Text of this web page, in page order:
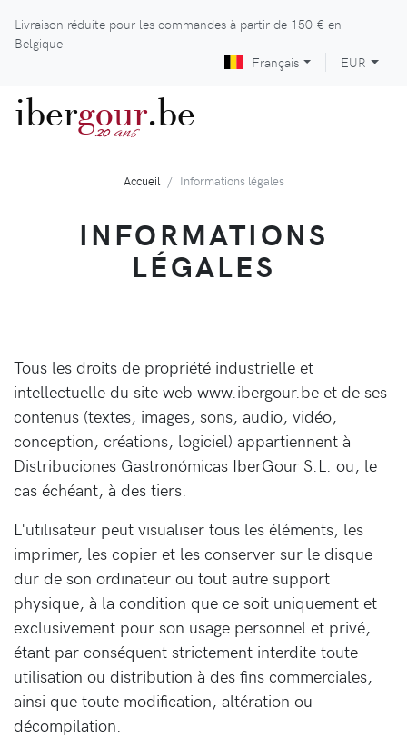
Livraison réduite pour les commandes à partir de 150 € en
Belgique
Français
EUR
ibergour
20 ans .be
Accueil Informations légales
INFORMATIONS
LÉGALES
Tous les droits de propriété industrielle et
intellectuelle du site web www.ibergour.be et de ses
contenus (textes, images, sons, audio, vidéo,
conception, créations, logiciel) appartiennent à
Distribuciones Gastronómicas IberGour S.L. ou, le
cas échéant, à des tiers.
L'utilisateur peut visualiser tous les éléments, les
imprimer, les copier et les conserver sur le disque
dur de son ordinateur ou tout autre support
physique, à la condition que ce soit uniquement et
exclusivement pour son usage personnel et privé,
étant par conséquent strictement interdite toute
utilisation ou distribution à des fins commerciales,
ainsi que toute modification, altération ou
décompilation.